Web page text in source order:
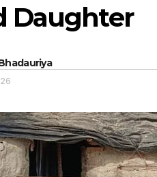
Daughter